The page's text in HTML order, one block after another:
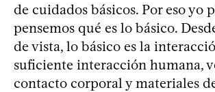
de cuidados básicos. Por eso yo
pensemos qué es lo básico.
de vista, lo básico es la
suficiente interacción humana,
contacto corporal y materiales